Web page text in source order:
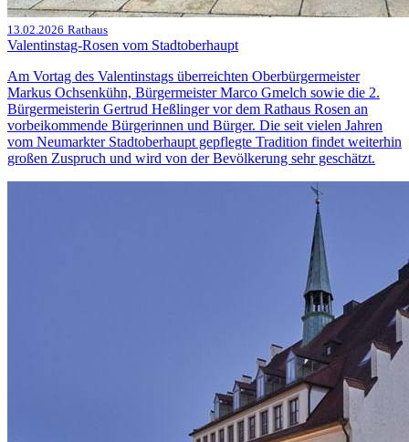
13.02.2026 Rathaus
Valentinstag-Rosen vom Stadtoberhaupt
Am Vortag des Valentinstags überreichten Oberbürgermeister
Markus Ochsenkühn, Bürgermeister Marco Gmelch sowie die 2.
Bürgermeisterin Gertrud Heßlinger vor dem Rathaus Rosen an
vorbeikommende Bürgerinnen und Bürger. Die seit vielen Jahren
vom Neumarkter Stadtoberhaupt gepflegte Tradition findet weiterhin
großen Zuspruch und wird von der Bevölkerung sehr geschätzt.